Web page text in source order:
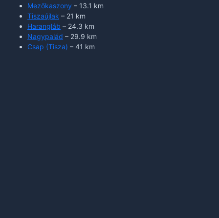
Mezőkaszony – 13.1 km
Tiszaújlak – 21 km
Harangláb – 24.3 km
Nagypalád – 29.9 km
Csap (Tisza) – 41 km